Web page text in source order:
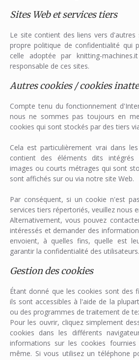
Sites Web et services tiers
Le site contient des liens vers
propre politique de confidentialité qui
celle adoptée par knitting-
responsable de ces sites.
Autres cookies / cookies
Compte tenu du fonctionnement
nous ne sommes pas toujours en
cookies qui sont stockés par des tiers
Cela est particulièrement vrai dans
contient des éléments dits intégrés
images ou courts métrages qui sont
sont affichés sur ou via notre site Web.
Par conséquent, si un cookie n'est
services tiers répertoriés, veuillez nous
Alternativement, vous pouvez
intéressés et demander des
envoient, à quelles fins, quelle est
garantir la confidentialité des utilisateurs.
Gestion des cookies
Étant donné que les cookies sont des
ils sont accessibles à l'aide de la
ou des programmes de traitement de
Pour les ouvrir, cliquez simplement
cookies dans les différents
informations sur les cookies
même. Si vous utilisez un téléphone